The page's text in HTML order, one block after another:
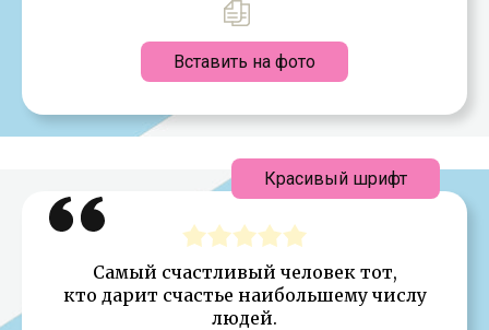
Вставить на фото
Самый счастливый человек тот,
кто дарит счастье наибольшему числу
людей.
Красивый шрифт